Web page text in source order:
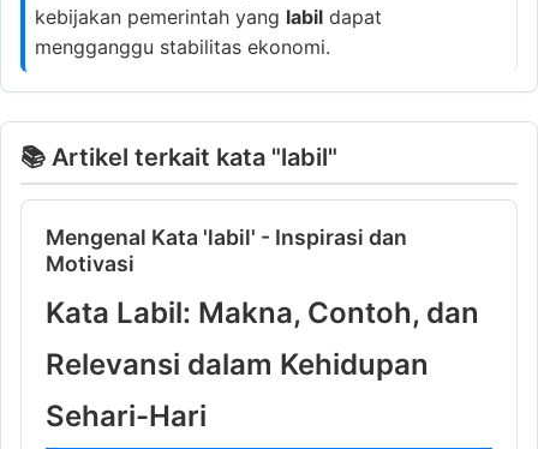
kebijakan pemerintah yang labil dapat
mengganggu stabilitas ekonomi.
📚 Artikel terkait kata "labil"
Mengenal Kata 'labil' - Inspirasi dan
Motivasi
Kata Labil: Makna, Contoh, dan
Relevansi dalam Kehidupan
Sehari-Hari